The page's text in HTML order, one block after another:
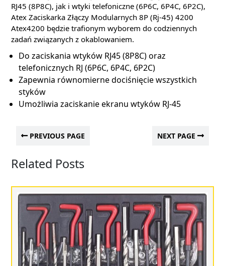
RJ45 (8P8C), jak i wtyki telefoniczne (6P6C, 6P4C, 6P2C),
Atex Zaciskarka Złączy Modularnych 8P (Rj-45) 4200
Atex4200 będzie trafionym wyborem do codziennych
zadań związanych z okablowaniem.
Do zaciskania wtyków RJ45 (8P8C) oraz
telefonicznych RJ (6P6C, 6P4C, 6P2C)
Zapewnia równomierne dociśnięcie wszystkich
styków
Umożliwia zaciskanie ekranu wtyków RJ-45
PREVIOUS PAGE NEXT PAGE
Related Posts